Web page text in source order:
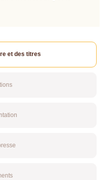
et des titres